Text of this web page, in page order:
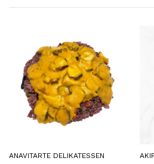
ANAVITARTE DELIKATESSEN